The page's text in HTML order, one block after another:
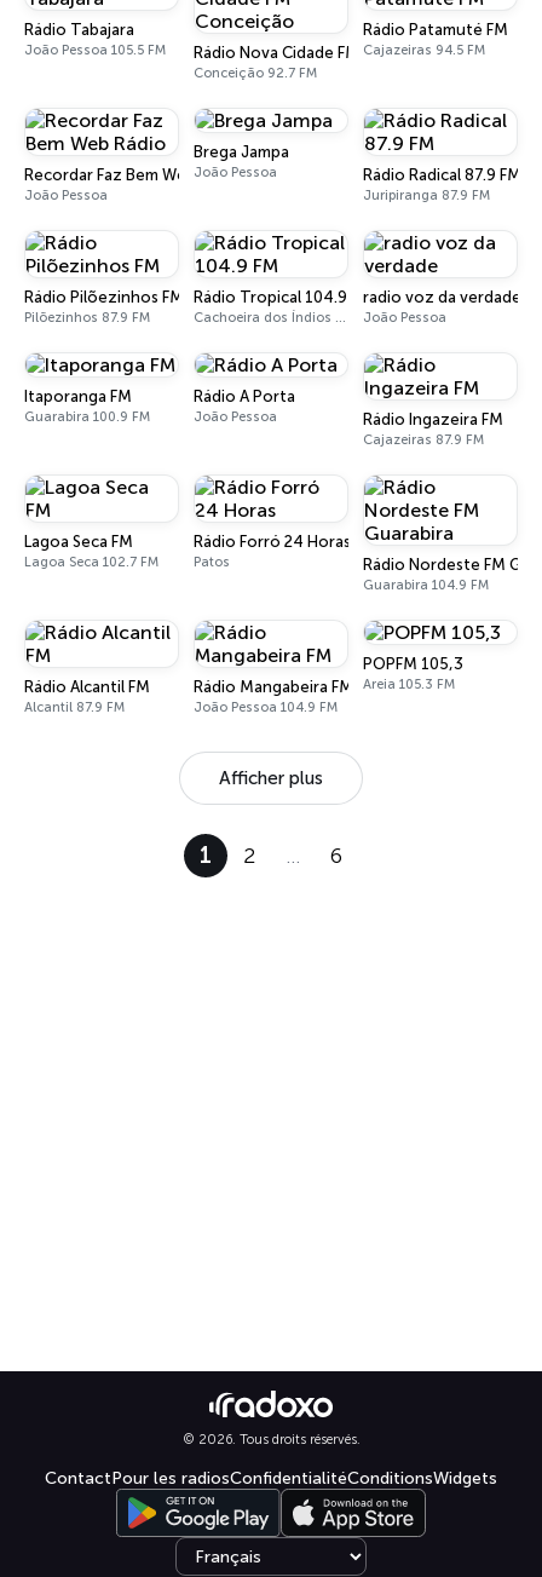
Rádio Tabajara
João Pessoa 105.5 FM Rádio Nova Cidade FM Conceição
Conceição 92.7 FM
Rádio Patamuté FM
Cajazeiras 94.5 FM
Recordar Faz Bem Web Rádio
João Pessoa
Brega Jampa
João Pessoa Rádio Radical 87.9 FM
Juripiranga 87.9 FM
Rádio Pilõezinhos FM
Pilõezinhos 87.9 FM
Rádio Tropical 104.9 FM
Cachoeira dos Índios 104.9 FM
radio voz da verdade
João Pessoa
Itaporanga FM
Guarabira 100.9 FM
Rádio A Porta
João Pessoa Rádio Ingazeira FM
Cajazeiras 87.9 FM
Lagoa Seca FM
Lagoa Seca 102.7 FM
Rádio Forró 24 Horas
Patos Rádio Nordeste FM
Guarabira 104.9 FM
Rádio Alcantil FM
Alcantil 87.9 FM
Rádio Mangabeira FM
João Pessoa 104.9 FM
POPFM 105,3
Areia 105.3 FM
Afficher plus
1 2 … 6
© 2026. Tous droits réservés.
ContactPour les radiosConfidentialitéConditionsWidgets
Select language